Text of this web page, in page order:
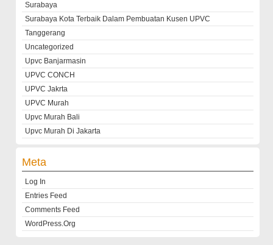
Surabaya
Surabaya Kota Terbaik Dalam Pembuatan Kusen UPVC
Tanggerang
Uncategorized
Upvc Banjarmasin
UPVC CONCH
UPVC Jakrta
UPVC Murah
Upvc Murah Bali
Upvc Murah Di Jakarta
Meta
Log In
Entries Feed
Comments Feed
WordPress.org